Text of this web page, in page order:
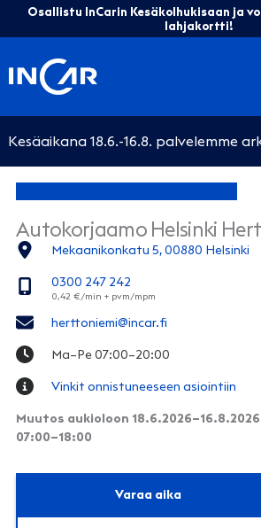
Osallistu InCarin Kesäkolhukisaan ja
lahjakortti!
Kesäaikana 18.6.-16.8. palvelemme
Autokorjaamo Helsinki
Mekaanikonkatu 5, 00880 Helsinki
0300 247 242
herttoniemi@incar.fi
Ma–Pe 07:00–20:00
Vinkit onnistuneeseen asiointiin
Muutos aukioloon
07:00–18:00
Varaa aika